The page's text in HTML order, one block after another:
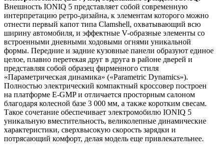
Внешность IONIQ 5 представляет собой современную
интерпретацию ретро-дизайна, к элементам которого можно
отнести первый капот типа Clamshell, охватывающий всю
ширину автомобиля, и эффектные V-образные элементы со
встроенными дневными ходовыми огнями уникальной
формы. Передние и задние кузовные панели образуют единое
целое, плавно перетекая друг в друга в районе дверей и
представляя собой образец фирменного стиля
«Параметрическая динамика» («Parametric Dynamics»).
Полностью электрический компактный кроссовер построен
на платформе E-GMP и отличается просторным салоном
благодаря колесной базе 3 000 мм, а также коротким свесам.
Такое сочетание обеспечивает электромобилю IONIQ 5
уникальную вместительность, великолепные динамические
характеристики, сверхвысокую скорость зарядки и
потрясающий комфорт, делая модель еще привлекательнее.